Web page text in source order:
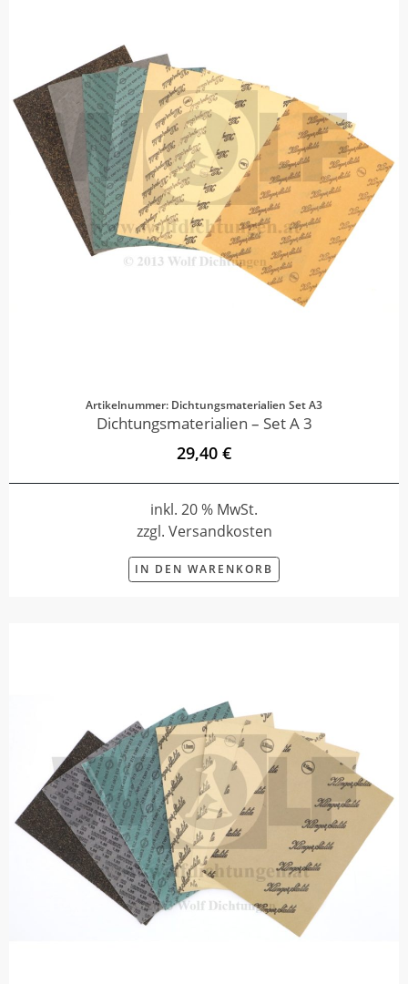
Artikelnummer: Dichtungsmaterialien Set A3
Dichtungsmaterialien – Set A 3
29,40 €
inkl. 20 % MwSt.
zzgl. Versandkosten
IN DEN WARENKORB